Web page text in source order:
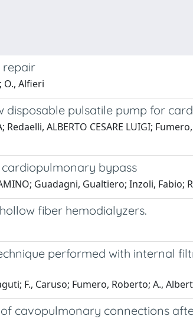
repair
O., Alfieri
pulsatile pump for
ALBERTO CESARE LUIGI;
bypass
Guadagni, Gualtiero; Inzoli, Fabio;
fiber hemodialyzers.
performed with internal
F., Caruso; Fumero, Roberto; A.,
cavopulmonary connections